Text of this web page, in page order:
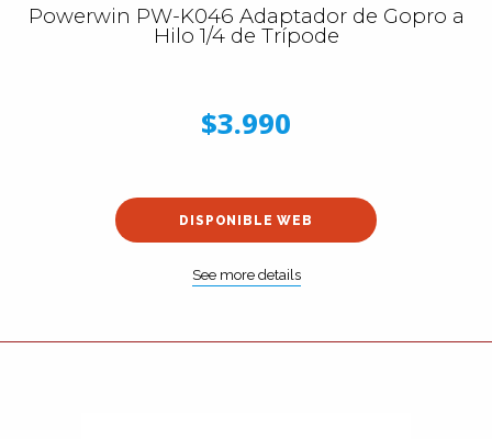
Powerwin PW-K046 Adaptador de Gopro a
Hilo 1/4 de Trípode
$3.990
DISPONIBLE WEB
See more details